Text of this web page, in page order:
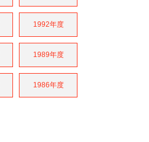
1992年度
1989年度
1986年度